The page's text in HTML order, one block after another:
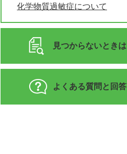
化学物質過敏症について
見つからないときは
よくある質問と回答